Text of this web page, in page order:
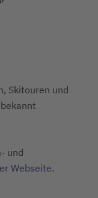
Skitouren und
und
Webseite.